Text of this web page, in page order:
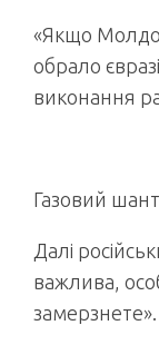
«Якщо
обрало
виконання
Газовий
Далі
важлива,
замерзнете».